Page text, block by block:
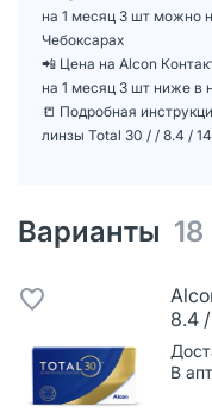
на 1 месяц 3 шт можно
Чебоксарах
📲 Цена на Alcon
на 1 месяц 3 шт ниже в
📒 Подробная
линзы Total 30 / / 8.4 /
Варианты 18
8.4
В